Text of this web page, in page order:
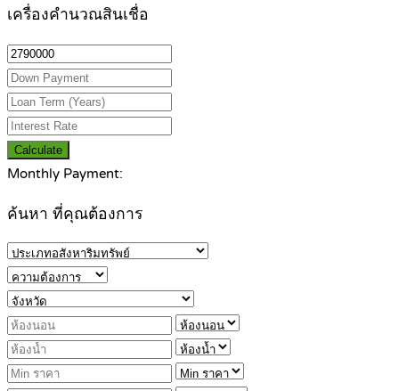
เครื่องคำนวณสินเชื่อ
Calculate
Monthly Payment:
ค้นหา ที่คุณต้องการ